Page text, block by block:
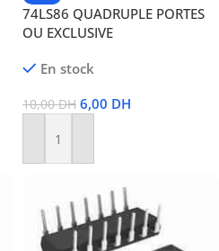
74LS86 QUADRUPLE PORTES
OU EXCLUSIVE
En stock
10,00DH 6,00 DH
Ajouter Au Panier